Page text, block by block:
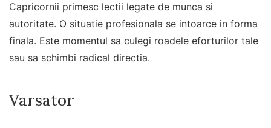
Capricornii primesc lectii legate de munca si
autoritate. O situatie profesionala se intoarce in forma
finala. Este momentul sa culegi roadele eforturilor tale
sau sa schimbi radical directia.
Varsator